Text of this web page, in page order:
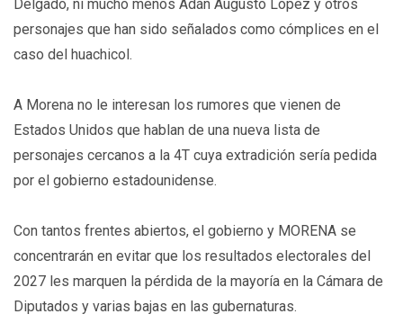
Delgado, ni mucho menos Adán Augusto López y otros
personajes que han sido señalados como cómplices en el
caso del huachicol.
A Morena no le interesan los rumores que vienen de
Estados Unidos que hablan de una nueva lista de
personajes cercanos a la 4T cuya extradición sería pedida
por el gobierno estadounidense.
Con tantos frentes abiertos, el gobierno y MORENA se
concentrarán en evitar que los resultados electorales del
2027 les marquen la pérdida de la mayoría en la Cámara de
Diputados y varias bajas en las gubernaturas.